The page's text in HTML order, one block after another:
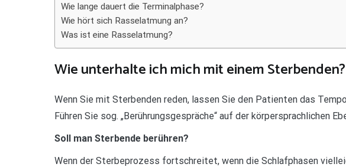
Wie lange dauert die Terminalphase?
Wie hört sich Rasselatmung an?
Was ist eine Rasselatmung?
Wie unterhalte ich mich mit einem Sterbenden?
Wenn Sie mit Sterbenden reden, lassen Sie den Patienten das
Führen Sie sog. „Berührungsgespräche“ auf der körpersprachlichen
Soll man Sterbende berühren?
Wenn der Sterbeprozess fortschreitet, wenn die Schlafphasen